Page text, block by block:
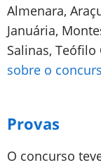
Almenara,
Januária,
Salinas,
sobre o
Provas
O concurso